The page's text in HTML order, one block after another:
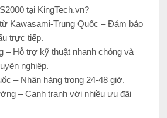
tại KingTech.vn?
Kawasami-Trung Quốc – Đảm bảo
trực tiếp.
– Hỗ trợ kỹ thuật nhanh chóng và
nghiệp.
– Nhận hàng trong 24-48 giờ.
– Cạnh tranh với nhiều ưu đãi